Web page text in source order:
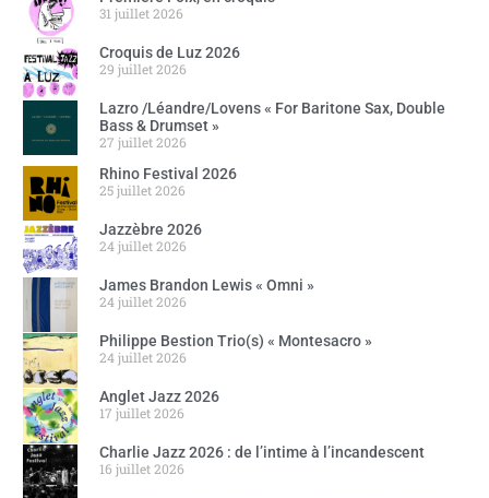
31 juillet 2026
Croquis de Luz 2026
29 juillet 2026
Lazro /Léandre/Lovens « For Baritone Sax, Double
Bass & Drumset »
27 juillet 2026
Rhino Festival 2026
25 juillet 2026
Jazzèbre 2026
24 juillet 2026
James Brandon Lewis « Omni »
24 juillet 2026
Philippe Bestion Trio(s) « Montesacro »
24 juillet 2026
Anglet Jazz 2026
17 juillet 2026
Charlie Jazz 2026 : de l’intime à l’incandescent
16 juillet 2026